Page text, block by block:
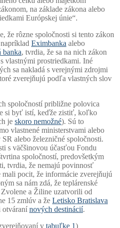
na základe zákona alebo
Európskej únie“.
že rôzne spoločnosti si tento zákon
Eximbanka alebo
banka, tvrdia, že sa na nich zákon
vlastnými prostriedkami. Iné
sa nakladá s verejnými zdrojmi
zverejňujú podľa vlastných slov
spoločností približne polovica
si byť istí, keďže zistiť, koľko
je skoro nemožné). Sú to
vlastnené ministerstvami alebo
alebo železničné spoločnosti.
s väčšinovou účasťou Fondu
spoločností, predovšetkým
tvrdia, že nemajú povinnosť
pocit, že informácie zverejňujú
sa nám zdá, že teplárenské
a Žiline uzatvorili od
15 zmlúv a že Letisko Bratislava
otváraní nových destinácií.
v tabuľke 1)